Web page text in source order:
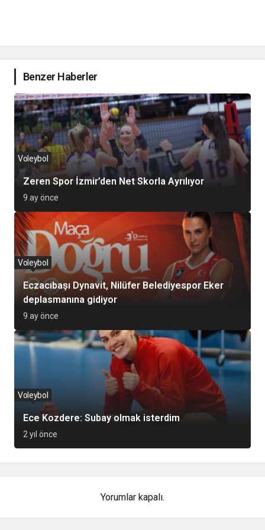
Benzer Haberler
Zeren Spor İzmir’den Net Skorla Ayrılıyor
Voleybol
9 ay önce
Eczacıbaşı Dynavit, Nilüfer Belediyespor Eker
deplasmanına gidiyor
Voleybol
9 ay önce
Ece Kozdere: Subay olmak isterdim
Voleybol
2 yıl önce
Yorumlar kapalı.